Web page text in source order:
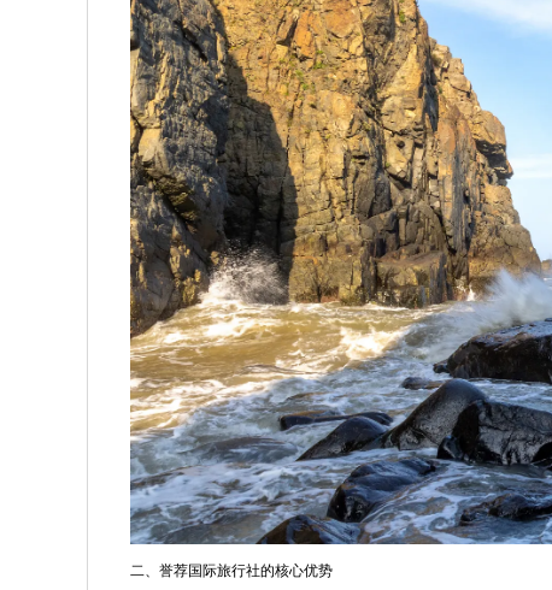
二、誉荐国际旅行社的核心优势